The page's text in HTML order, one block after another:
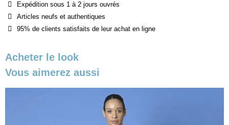
Expédition sous 1 à 2 jours ouvrés
Articles neufs et authentiques
95% de clients satisfaits de leur achat en ligne
Acheter le look
Vous aimerez aussi